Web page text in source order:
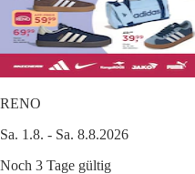
RENO
Sa. 1.8. - Sa. 8.8.2026
Noch 3 Tage gültig